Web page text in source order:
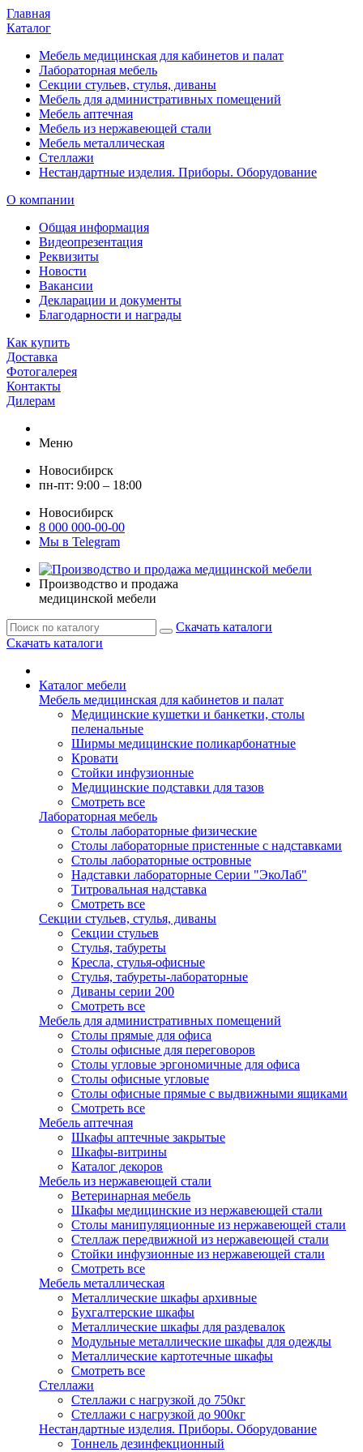
Главная
Каталог
Мебель медицинская для кабинетов и палат
Лабораторная мебель
Секции стульев, стулья, диваны
Мебель для административных помещений
Мебель аптечная
Мебель из нержавеющей стали
Мебель металлическая
Стеллажи
Нестандартные изделия. Приборы. Оборудование
О компании
Общая информация
Видеопрезентация
Реквизиты
Новости
Вакансии
Декларации и документы
Благодарности и награды
Как купить
Доставка
Фотогалерея
Контакты
Дилерам
Меню
Новосибирск
пн-пт: 9:00 – 18:00
Новосибирск
8 000 000-00-00
Мы в Telegram
Производство и продажа
медицинской мебели
Скачать каталоги
Скачать каталоги
Каталог мебели
Мебель медицинская для кабинетов и палат
Медицинские кушетки и банкетки, столы
пеленальные
Ширмы медицинские поликарбонатные
Кровати
Стойки инфузионные
Медицинские подставки для тазов
Смотреть все
Лабораторная мебель
Столы лабораторные физические
Столы лабораторные пристенные с надставками
Столы лабораторные островные
Надставки лабораторные Серии "ЭкоЛаб"
Титровальная надставка
Смотреть все
Секции стульев, стулья, диваны
Секции стульев
Стулья, табуреты
Кресла, стулья-офисные
Стулья, табуреты-лабораторные
Диваны серии 200
Смотреть все
Мебель для административных помещений
Столы прямые для офиса
Столы офисные для переговоров
Столы угловые эргономичные для офиса
Столы офисные угловые
Столы офисные прямые с выдвижными ящиками
Смотреть все
Мебель аптечная
Шкафы аптечные закрытые
Шкафы-витрины
Каталог декоров
Мебель из нержавеющей стали
Ветеринарная мебель
Шкафы медицинские из нержавеющей стали
Столы манипуляционные из нержавеющей стали
Стеллаж передвижной из нержавеющей стали
Стойки инфузионные из нержавеющей стали
Смотреть все
Мебель металлическая
Металлические шкафы архивные
Бухгалтерские шкафы
Металлические шкафы для раздевалок
Модульные металлические шкафы для одежды
Металлические картотечные шкафы
Смотреть все
Стеллажи
Стеллажи с нагрузкой до 750кг
Стеллажи с нагрузкой до 900кг
Нестандартные изделия. Приборы. Оборудование
Тоннель дезинфекционный